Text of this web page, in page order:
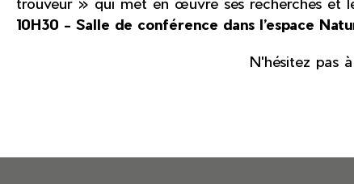
10H30 - Salle de conférence dans l’espace
N'hésitez pas